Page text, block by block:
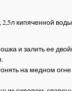
2,5л кипяченной
и залить ее
на медном огне